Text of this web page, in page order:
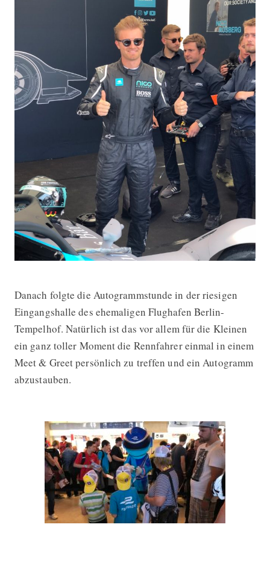
Danach folgte die Autogrammstunde in der riesigen
Eingangshalle des ehemaligen Flughafen Berlin-
Tempelhof. Natürlich ist das vor allem für die Kleinen
ein ganz toller Moment die Rennfahrer einmal in einem
Meet & Greet persönlich zu treffen und ein Autogramm
abzustauben.